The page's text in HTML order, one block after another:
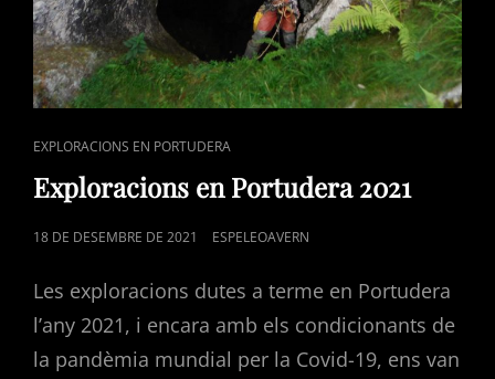
CAT
LINKS
EXPLORACIONS EN PORTUDERA
Exploracions en Portudera 2021
POSTED
18 DE DESEMBRE DE 2021 ESPELEOAVERN
Les exploracions dutes a terme en Portudera
l’any 2021, i encara amb els condicionants de
la pandèmia mundial per la Covid-19, ens van